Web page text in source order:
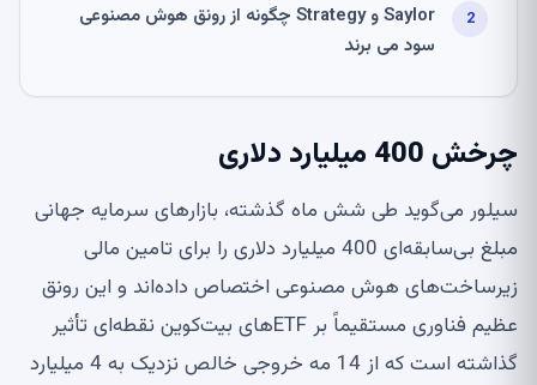
Saylor و Strategy چگونه از رونق هوش مصنوعی
سود می برند
چرخش 400 میلیارد دلاری
سیلور می‌گوید طی شش ماه گذشته، بازارهای سرمایه جهانی
مبلغ بی‌سابقه‌ای 400 میلیارد دلاری را برای تامین مالی
زیرساخت‌های هوش مصنوعی اختصاص داده‌اند و این رونق
عظیم فناوری مستقیماً بر ETF‌های بیت‌کوین نقطه‌ای تأثیر
گذاشته است که از 14 مه خروجی خالص نزدیک به 4 میلیارد